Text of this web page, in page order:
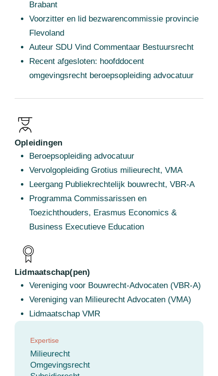
Expertise
Milieurecht
Omgevingsrecht
Brabant
Voorzitter en lid bezwarencommissie provincie
Flevoland
Auteur SDU Vind Commentaar Bestuursrecht
Recent afgesloten: hoofddocent
omgevingsrecht beroepsopleiding advocatuur
Opleidingen
Beroepsopleiding advocatuur
Vervolgopleiding Grotius milieurecht, VMA
Leergang Publiekrechtelijk bouwrecht, VBR-A
Programma Commissarissen en
Toezichthouders, Erasmus Economics &
Business Executieve Education
Lidmaatschap(pen)
Vereniging voor Bouwrecht-Advocaten (VBR-A)
Vereniging van Milieurecht Advocaten (VMA)
Lidmaatschap VMR